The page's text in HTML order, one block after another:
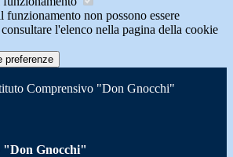
funzionamento non possono essere
l'elenco nella pagina della cookie
preferenze
Comprensivo "Don Gnocchi"
"Don Gnocchi"